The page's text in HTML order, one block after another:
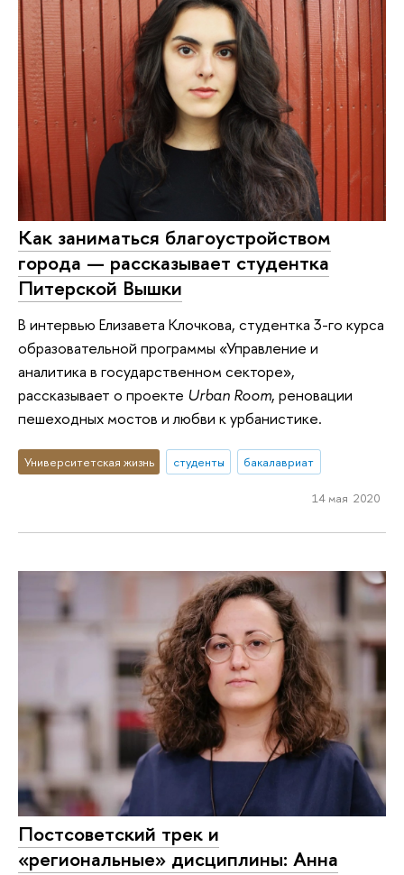
Как заниматься благоустройством
города — рассказывает студентка
Питерской Вышки
В интервью Елизавета Клочкова, студентка 3-го курса
образовательной программы «Управление и
аналитика в государственном секторе»,
рассказывает о проекте Urban Room, реновации
пешеходных мостов и любви к урбанистике.
Университетская жизнь студенты бакалавриат
14 мая 2020
Постсоветский трек и
«региональные» дисциплины: Анна